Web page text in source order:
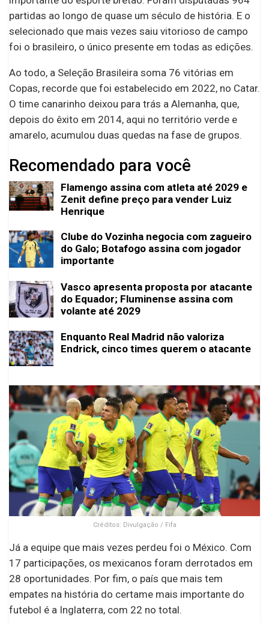
partidas ao longo de quase um século de história. E o
selecionado que mais vezes saiu vitorioso de campo
foi o brasileiro, o único presente em todas as edições.
Ao todo, a Seleção Brasileira soma 76 vitórias em
Copas, recorde que foi estabelecido em 2022, no Catar.
O time canarinho deixou para trás a Alemanha, que,
depois do êxito em 2014, aqui no território verde e
amarelo, acumulou duas quedas na fase de grupos.
Recomendado para você
Flamengo assina com atleta até 2029 e
Zenit define preço para vender Luiz
Henrique
Clube do Vozinha negocia com zagueiro
do Galo; Botafogo assina com jogador
importante
Vasco apresenta proposta por atacante
do Equador; Fluminense assina com
volante até 2029
Enquanto Real Madrid não valoriza
Endrick, cinco times querem o atacante
Créditos: Divulgação / Fifa
Já a equipe que mais vezes perdeu foi o México. Com
17 participações, os mexicanos foram derrotados em
28 oportunidades. Por fim, o país que mais tem
empates na história do certame mais importante do
futebol é a Inglaterra, com 22 no total.